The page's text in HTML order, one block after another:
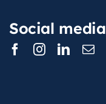
Social media